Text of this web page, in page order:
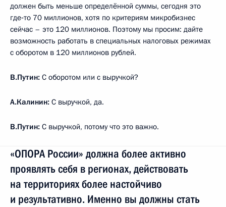
должен быть меньше определённой суммы, сегодня это
где‑то 70 миллионов, хотя по критериям микробизнес
сейчас – это 120 миллионов. Поэтому мы просим: дайте
возможность работать в специальных налоговых режимах
с оборотом в 120 миллионов рублей.
В.Путин: С оборотом или с выручкой?
А.Калинин: С выручкой, да.
В.Путин: С выручкой, потому что это важно.
«ОПОРА России» должна более активно
проявлять себя в регионах, действовать
на территориях более настойчиво
и результативно. Именно вы должны стать